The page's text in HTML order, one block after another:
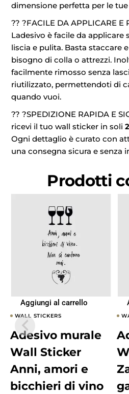
dimensione perfetta per le tue
?? ?FACILE DA APPLICARE E
Ladesivo è facile da
liscia e pulita. Basta staccare
bisogno di colla o attrezzi.
facilmente rimosso senza
riutilizzato, permettendoti di
quando vuoi.
?? ?SPEDIZIONE RAPIDA E
ricevi il tuo wall sticker in soli
Ogni dettaglio è curato con
una consegna sicura e senza
Prodotti
Aggiungi al carrello
WALL STICKERS
Adesivo murale
Wall Sticker
Anni, amori e
bicchieri di vino